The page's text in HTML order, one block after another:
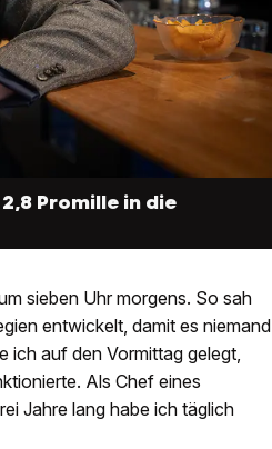
Promille in die
sieben Uhr morgens. So sah
entwickelt, damit es niemand
ich auf den Vormittag gelegt,
Als Chef eines
Jahre lang habe ich täglich